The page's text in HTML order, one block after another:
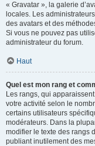
« Gravatar », la galerie
locales. Les
des avatars et des
Si vous ne pouvez pas
administrateur du forum.
Haut
Quel est mon rang et
Les rangs, qui
votre activité selon le
certains utilisateurs
modérateurs. Dans la
modifier le texte des rangs
publiant inutilement des